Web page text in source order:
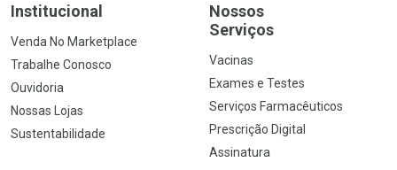
Institucional
Venda No Marketplace
Trabalhe Conosco
Ouvidoria
Nossas Lojas
Sustentabilidade
Nossos
Serviços
Vacinas
Exames e Testes
Serviços Farmacêuticos
Prescrição Digital
Assinatura